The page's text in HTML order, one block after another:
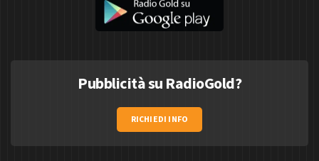
Pubblicità su RadioGold?
RICHIEDI INFO